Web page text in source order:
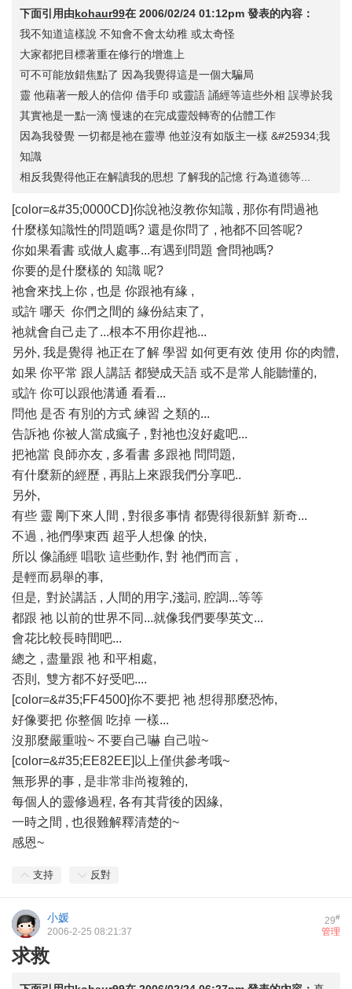
下面引用由kohaur99在 2006/02/24 01:12pm 發表的內容：
我不知道這樣說 不知會不會太幼稚 或太奇怪
大家都把目標著重在修行的增進上
可不可能放錯焦點了 因為我覺得這是一個大騙局
靈 他藉著一般人的信仰 借手印 或靈語 誦經等這些外相 誤導於我
其實祂是一點一滴 慢速的在完成靈殼轉寄的佔體工作
因為我發覺 一切都是祂在靈導 他並沒有如版主一樣 &#25934;我
知識
相反我覺得他正在解讀我的思想 了解我的記憶 行為道德等...
[color=&#35;0000CD]你說祂沒教你知識 , 那你有問過祂
什麼樣知識性的問題嗎? 還是你問了 , 祂都不回答呢?
你如果看書 或做人處事...有遇到問題 會問祂嗎?
你要的是什麼樣的 知識 呢?
祂會來找上你 , 也是 你跟祂有緣 ,
或許 哪天 你們之間的 緣份結束了,
祂就會自己走了...根本不用你趕祂...
另外, 我是覺得 祂正在了解 學習 如何更有效 使用 你的肉體,
如果 你平常 跟人講話 都變成天語 或不是常人能聽懂的,
或許 你可以跟他溝通 看看...
問他 是否 有別的方式 練習 之類的...
告訴祂 你被人當成瘋子 , 對祂也沒好處吧...
把祂當 良師亦友 , 多看書 多跟祂 問問題,
有什麼新的經歷 , 再貼上來跟我們分享吧..
另外,
有些 靈 剛下來人間 , 對很多事情 都覺得很新鮮 新奇...
不過 , 祂們學東西 超乎人想像 的快,
所以 像誦經 唱歌 這些動作, 對 祂們而言 ,
是輕而易舉的事,
但是, 對於講話 , 人間的用字,淺詞, 腔調...等等
都跟 祂 以前的世界不同...就像我們要學英文...
會花比較長時間吧...
總之 , 盡量跟 祂 和平相處,
否則, 雙方都不好受吧....
[color=&#35;FF4500]你不要把 祂 想得那麼恐怖,
好像要把 你整個 吃掉 一樣...
沒那麼嚴重啦~ 不要自己嚇 自己啦~
[color=&#35;EE82EE]以上僅供參考哦~
無形界的事 , 是非常非尚複雜的,
每個人的靈修過程, 各有其背後的因緣,
一時之間 , 也很難解釋清楚的~
感恩~
支持 反對
29#
小媛
管理
2006-2-25 08:21:37
求救